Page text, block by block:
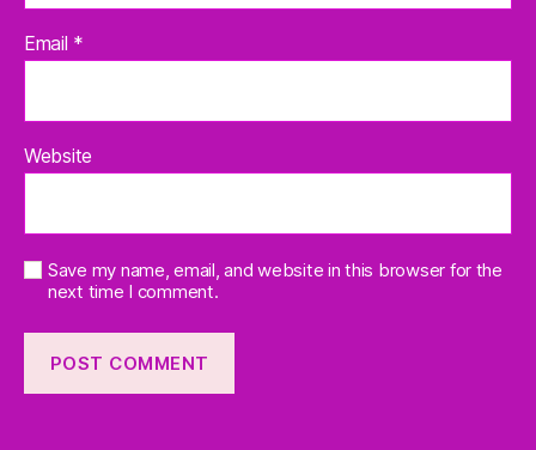
Email *
Website
Save my name, email, and website in this browser for the
next time I comment.